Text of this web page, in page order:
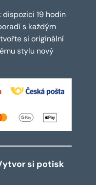
19 hodin
s každým
si originální
stylu nový
si potisk